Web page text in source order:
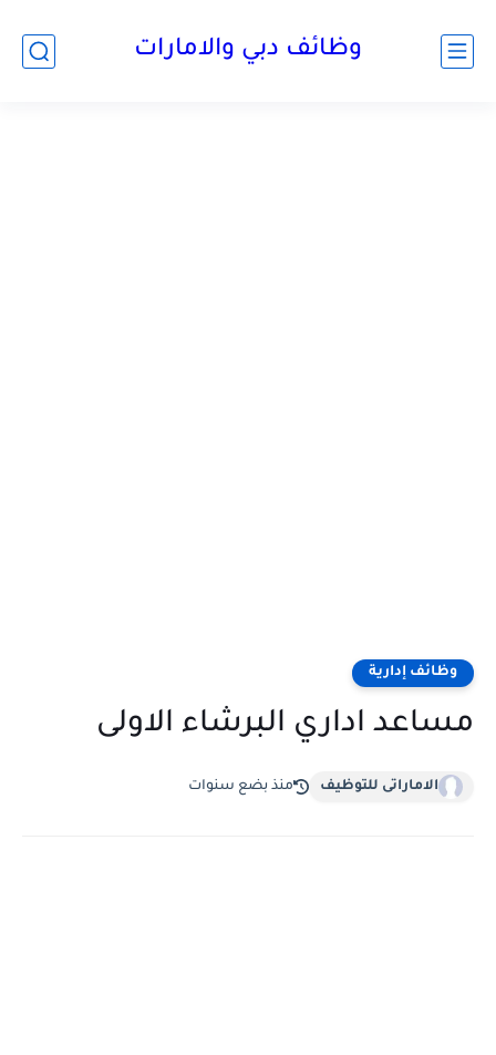
وظائف دبي والامارات
وظائف إدارية
مساعد اداري البرشاء الاولى
الاماراتى للتوظيف منذ بضع سنوات